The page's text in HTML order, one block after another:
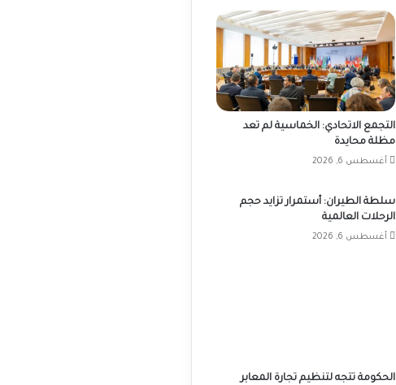
التجمع الاتحادي: الخماسية لم تعد
مظلة محايدة
أغسطس 6, 2026
سلطة الطيران: أستمرار تزايد حجم
الرحلات العالمية
أغسطس 6, 2026
الحكومة تتجه لتنظيم تجارة المعابر